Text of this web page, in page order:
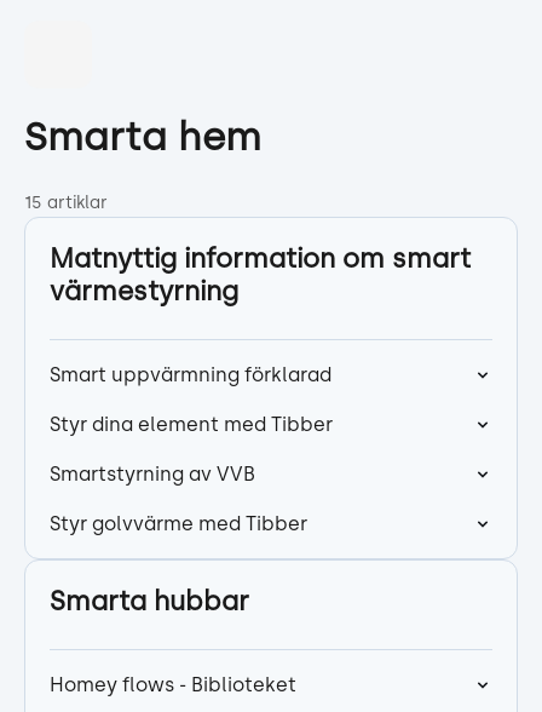
Smarta hem
15 artiklar
Matnyttig information om smart
värmestyrning
Smart uppvärmning förklarad
Styr dina element med Tibber
Smartstyrning av VVB
Styr golvvärme med Tibber
Smarta hubbar
Homey flows - Biblioteket